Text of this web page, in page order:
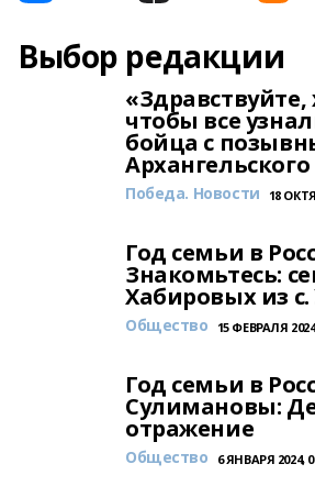
Выбор редакции
чтобы все
бойца с
Победа. Новости 18
Год семьи в
Знакомьтесь:
Хабировых из
Общество 15 ФЕВРАЛЯ
Год семьи в
Сулимановы:
отражение
Общество 6 ЯНВАРЯ 2024,